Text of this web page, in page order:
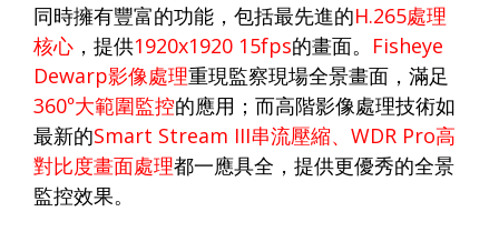
同時擁有豐富的功能， 包括最先進的H.265處理
核心 ，提供1920x1920 15fps的畫面。 Fisheye
Dewarp影像處理重現監察現場全景畫面，滿足
360°大範圍監控的應用；而高階影像處理技術如
最新的Smart Stream III串流壓縮、 WDR Pro高
對比度畫面處理都一應具全， 提供更優秀的全景
監控效果。